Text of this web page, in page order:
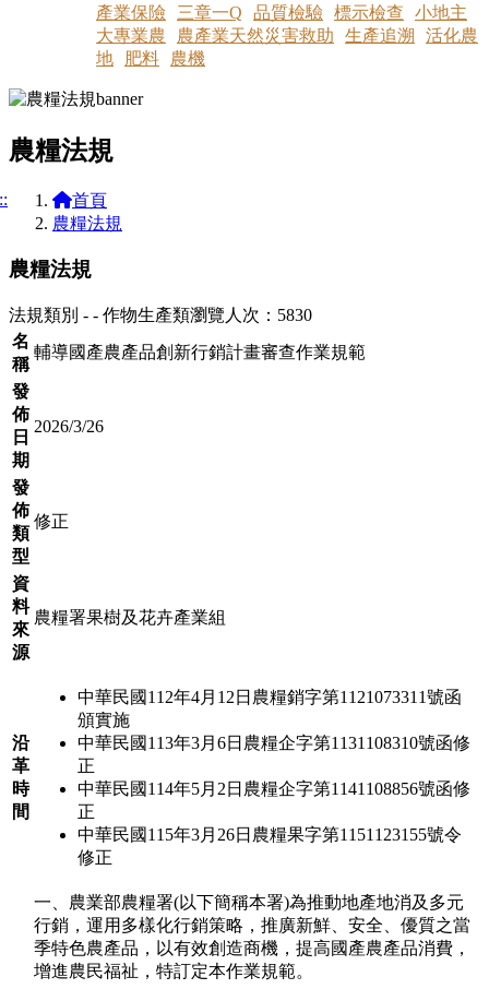
產業保險
三章一Q 品質檢驗 標示檢查
小地主
大專業農
農產業天然災害救助 生產追溯
活化農
地
肥料 農機
農糧法規
首頁
農糧法規
農糧法規
法規類別 - - 作物生產類瀏覽人次：5830
名
稱
輔導國產農產品創新行銷計畫審查作業規範
發
佈
日
期
2026/3/26
發
佈
類
型
修正
資
料
來
源
農糧署果樹及花卉產業組
沿
革
時
間
中華民國112年4月12日農糧銷字第1121073311號函
頒實施
中華民國113年3月6日農糧企字第1131108310號函修
正
中華民國114年5月2日農糧企字第1141108856號函修
正
中華民國115年3月26日農糧果字第1151123155號令
修正
一、農業部農糧署(以下簡稱本署)為推動地產地消及多元
行銷，運用多樣化行銷策略，推廣新鮮、安全、優質之當
季特色農產品，以有效創造商機，提高國產農產品消費，
增進農民福祉，特訂定本作業規範。